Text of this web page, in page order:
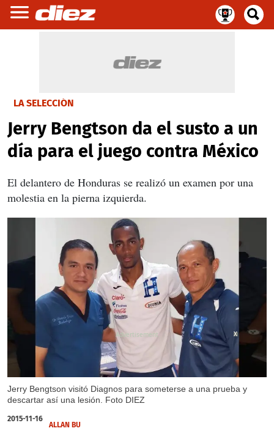
LA SELECCIÓN
Jerry Bengtson da el susto a un
día para el juego contra México
El delantero de Honduras se realizó un examen por una
molestia en la pierna izquierda.
Jerry Bengtson visitó Diagnos para someterse a una prueba y
descartar así una lesión. Foto DIEZ
X
2015-11-16
ALLAN BU